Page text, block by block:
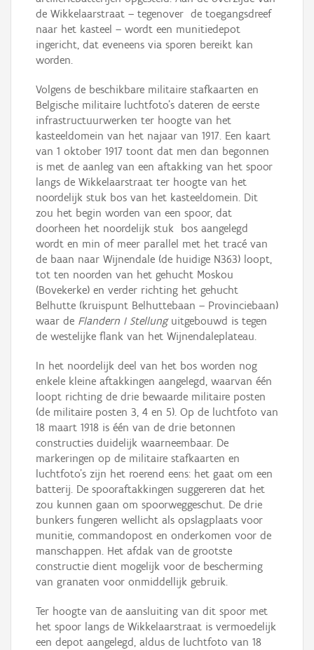
de Wikkelaarstraat – tegenover de toegangsdreef
naar het kasteel – wordt een munitiedepot
ingericht, dat eveneens via sporen bereikt kan
worden.
Volgens de beschikbare militaire stafkaarten en
Belgische militaire luchtfoto’s dateren de eerste
infrastructuurwerken ter hoogte van het
kasteeldomein van het najaar van 1917. Een kaart
van 1 oktober 1917 toont dat men dan begonnen
is met de aanleg van een aftakking van het spoor
langs de Wikkelaarstraat ter hoogte van het
noordelijk stuk bos van het kasteeldomein. Dit
zou het begin worden van een spoor, dat
doorheen het noordelijk stuk bos aangelegd
wordt en min of meer parallel met het tracé van
de baan naar Wijnendale (de huidige N363) loopt,
tot ten noorden van het gehucht Moskou
(Bovekerke) en verder richting het gehucht
Belhutte (kruispunt Belhuttebaan – Provinciebaan)
waar de Flandern I Stellunguitgebouwd is tegen
de westelijke flank van het Wijnendaleplateau.
In het noordelijk deel van het bos worden nog
enkele kleine aftakkingen aangelegd, waarvan één
loopt richting de drie bewaarde militaire posten
(de militaire posten 3, 4 en 5). Op de luchtfoto van
18 maart 1918 is één van de drie betonnen
constructies duidelijk waarneembaar. De
markeringen op de militaire stafkaarten en
luchtfoto’s zijn het roerend eens: het gaat om een
batterij. De spooraftakkingen suggereren dat het
zou kunnen gaan om spoorweggeschut. De drie
bunkers fungeren wellicht als opslagplaats voor
munitie, commandopost en onderkomen voor de
manschappen. Het afdak van de grootste
constructie dient mogelijk voor de bescherming
van granaten voor onmiddellijk gebruik.
Ter hoogte van de aansluiting van dit spoor met
het spoor langs de Wikkelaarstraat is vermoedelijk
een depot aangelegd, aldus de luchtfoto van 18